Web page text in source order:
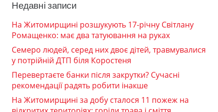
Недавні записи
На Житомирщині розшукують 17-річну Світлану
Ромащенко: має два татуювання на руках
Семеро людей, серед них двоє дітей, травмувалися
у потрійній ДТП біля Коростеня
Перевертаєте банки після закрутки? Сучасні
рекомендації радять робити інакше
На Житомирщині за добу сталося 11 пожеж на